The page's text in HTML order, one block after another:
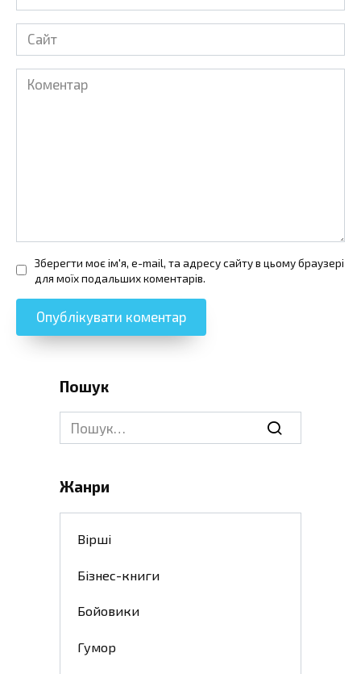
Сайт
Коментар
Зберегти моє ім'я, e-mail, та адресу сайту в цьому браузері
для моїх подальших коментарів.
Пошук
Search
for:
Жанри
Вірші
Бізнес-книги
Бойовики
Гумор